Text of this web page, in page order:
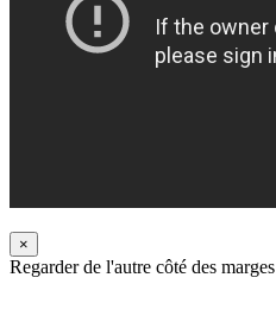
×
Regarder de l'autre côté des marges